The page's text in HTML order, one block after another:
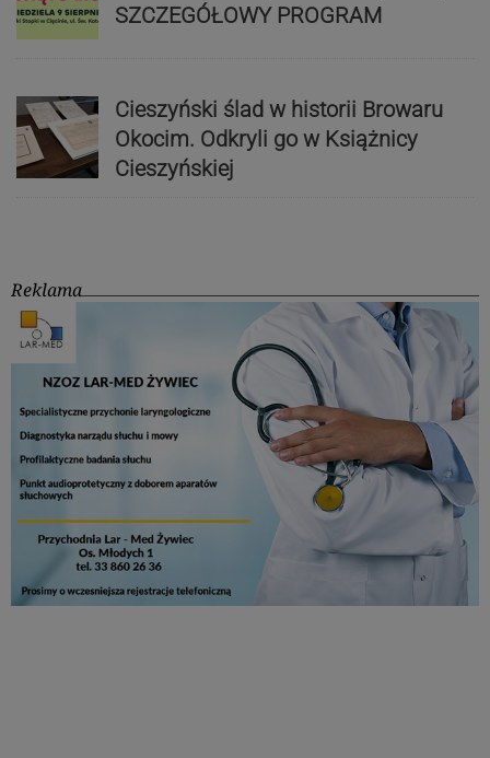
SZCZEGÓŁOWY PROGRAM
Cieszyński ślad w historii Browaru
Okocim. Odkryli go w Książnicy
Cieszyńskiej
Reklama